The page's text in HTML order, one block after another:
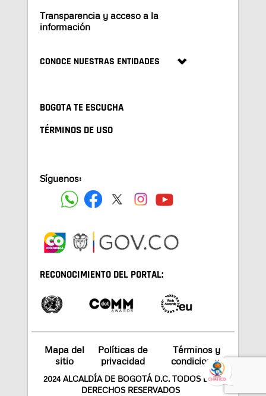
Transparencia y acceso a la
información
CONOCE NUESTRAS ENTIDADES
BOGOTA TE ESCUCHA
TÉRMINOS DE USO
Síguenos:
RECONOCIMIENTO DEL PORTAL:
Mapa del
sitio
Políticas de
privacidad
Términos y
condiciones
2024 ALCALDÍA DE BOGOTÁ D.C. TODOS LOS
DERECHOS RESERVADOS